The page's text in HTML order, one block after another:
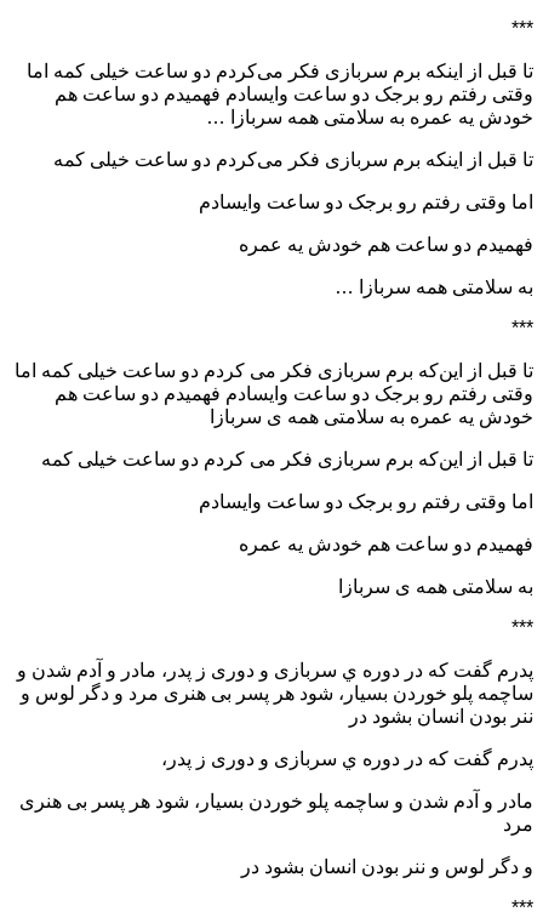
***
تا قبل از اینکه برم سربازی فکر می‌کردم دو ساعت خیلی کمه اما
وقتی رفتم رو برجک دو ساعت وایسادم فهمیدم دو ساعت هم
خودش یه عمره به سلامتی همه سربازا …
تا قبل از اینکه برم سربازی فکر می‌کردم دو ساعت خیلی کمه
اما وقتی رفتم رو برجک دو ساعت وایسادم
فهمیدم دو ساعت هم خودش یه عمره
به سلامتی همه سربازا …
***
تا قبل از این‌که برم سربازی فکر می کردم دو ساعت خیلی کمه اما
وقتی رفتم رو برجک دو ساعت وایسادم فهمیدم دو ساعت هم
خودش یه عمره به سلامتی همه ی سربازا
تا قبل از این‌که برم سربازی فکر می کردم دو ساعت خیلی کمه
اما وقتی رفتم رو برجک دو ساعت وایسادم
فهمیدم دو ساعت هم خودش یه عمره
به سلامتی همه ی سربازا
***
پدرم گفت که در دوره ي سربازی و دوری ز پدر، مادر و آدم شدن و
ساچمه پلو خوردن بسیار، شود هر پسر بی هنری مرد و دگر لوس و
ننر بودن انسان بشود در
پدرم گفت که در دوره ي سربازی و دوری ز پدر،
مادر و آدم شدن و ساچمه پلو خوردن بسیار، شود هر پسر بی هنری
مرد
و دگر لوس و ننر بودن انسان بشود در
***